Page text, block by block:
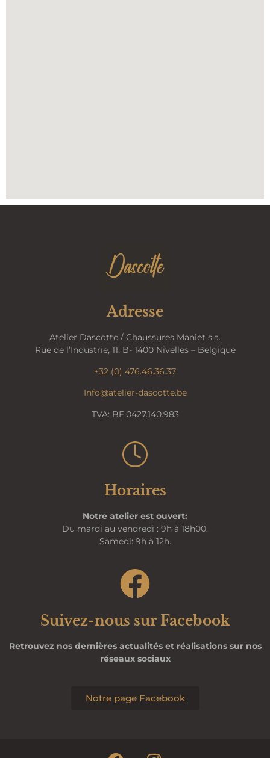
Adresse
Atelier Dascotte / Chaussures Maniet s.a.
Rue de l’Industrie, 11. B- 1400 Nivelles – Belgique
+32 (0) 476.46.36.37
Info@atelier-dascotte.be
TVA: BE.0427.140.983
Horaires
Notre atelier est ouvert:
Du mardi au vendredi : 9h à 18h00.
Samedi: 9h à 12h.
Suivez-nous sur Facebook
Retrouvez nos dernières actualités et réalisations sur nos
réseaux sociaux
Notre page Facebook